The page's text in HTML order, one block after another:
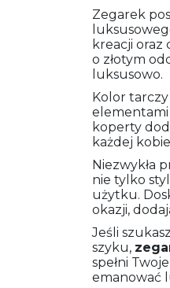
Zegarek
kreacji
o złotym
luksusowo.
Kolor tarczy
elementami
koperty
każdej
Niezwykła
nie tylko
użytku.
okazji,
Jeśli
szyku,
spełni
emanować